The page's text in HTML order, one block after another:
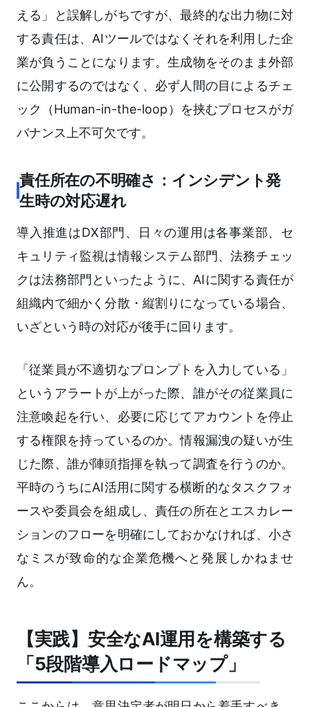
える」と誤解しがちですが、最終的な出力物に対
する責任は、AIツールではなくそれを利用した企
業が負うことになります。生成物をそのまま外部
に公開するのではなく、必ず人間の目によるチェ
ック（Human-in-the-loop）を挟むプロセスがガ
バナンス上不可欠です。
責任所在の不明確さ：インシデント発
生時の対応遅れ
導入推進はDX部門、日々の運用は各事業部、セ
キュリティ監視は情報システム部門、法務チェッ
クは法務部門といったように、AIに関する責任が
組織内で細かく分散・縦割りになっている場合、
いざという時の対応が後手に回ります。
「従業員が不適切なプロンプトを入力している」
というアラートが上がった際、誰がその従業員に
注意喚起を行い、必要に応じてアカウントを停止
する権限を持っているのか。情報漏洩の疑いが生
じた際、誰が陣頭指揮を執って調査を行うのか。
平時のうちにAI活用に関する横断的なタスクフォ
ースや委員会を組成し、責任の所在とエスカレー
ションのフローを明確にしておかなければ、小さ
なミスが致命的な企業危機へと発展しかねませ
ん。
【実践】安全なAI運用を構築する
「5段階導入ロードマップ」